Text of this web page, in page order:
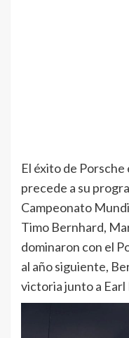
El éxito de
precede a su
Campeonato
Timo Bernhard,
dominaron con el
al año siguiente,
victoria junto a Earl